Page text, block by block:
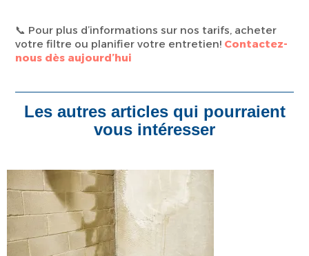
📞 Pour plus d’informations sur nos tarifs, acheter
votre filtre ou planifier votre entretien! Contactez-
nous dès aujourd’hui
Les autres articles qui pourraient
vous intéresser